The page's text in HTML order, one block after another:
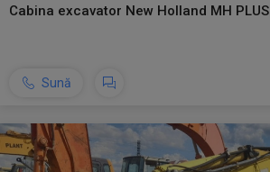
Cabina excavator New Holland MH PLUS
Sună